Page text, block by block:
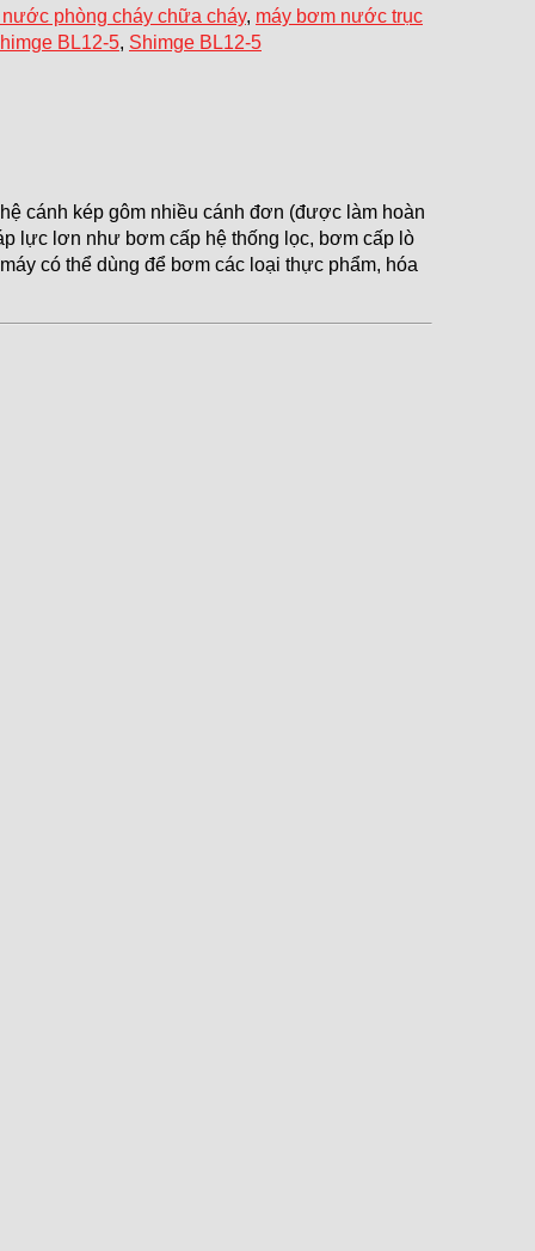
phòng cháy chữa cháy, máy bơm nước trục
BL12-5, Shimge BL12-5
cánh kép gôm nhiều cánh đơn (được làm hoàn
lực lơn như bơm cấp hệ thống lọc, bơm cấp lò
có thể dùng để bơm các loại thực phẩm, hóa